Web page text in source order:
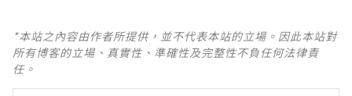
*本站之內容由作者所提供，並不代表本站的立場。因此本站對
所有博客的立場、真實性、準確性及完整性不負任何法律責
任。